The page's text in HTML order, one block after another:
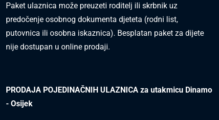
Paket ulaznica može preuzeti roditelj ili skrbnik uz
predočenje osobnog dokumenta djeteta (rodni list,
putovnica ili osobna iskaznica). Besplatan paket za dijete
nije dostupan u online prodaji.
PRODAJA POJEDINAČNIH ULAZNICA za utakmicu Dinamo
- Osijek